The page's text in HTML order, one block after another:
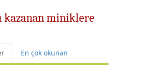
kazanan miniklere
En çok okunan